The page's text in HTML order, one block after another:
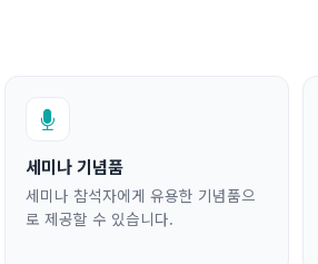
세미나 기념품
세미나 참석자에게 유용한 기념품으
로 제공할 수 있습니다.